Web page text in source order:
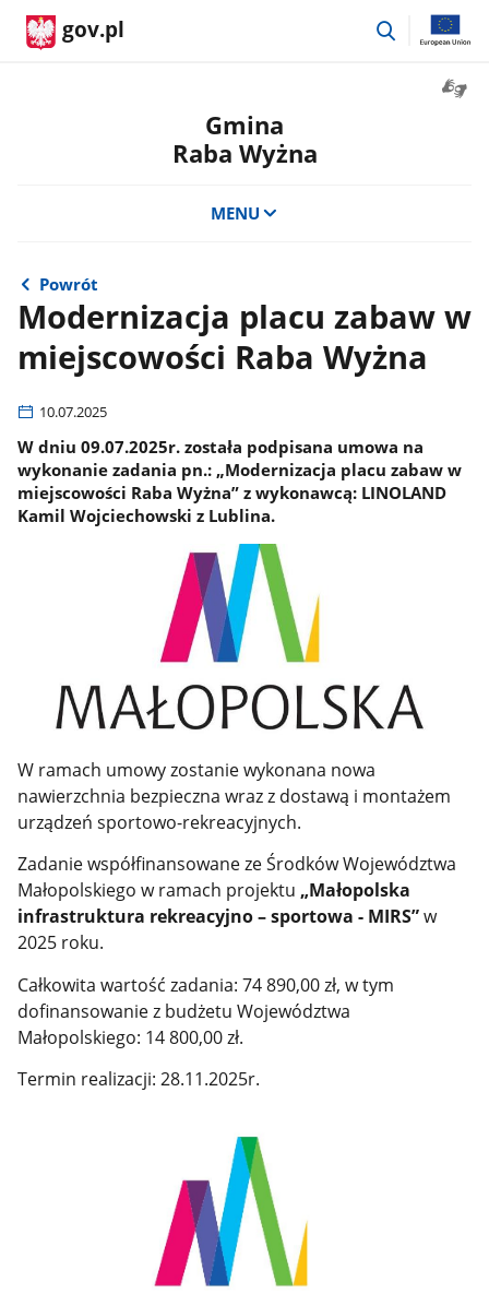
gov.pl
przejdź
Gmina
Raba Wyżna
MENU
Powrót
Modernizacja placu zabaw w
miejscowości Raba Wyżna
10.07.2025
W dniu 09.07.2025r. została podpisana umowa na
wykonanie zadania pn.: „Modernizacja placu zabaw w
miejscowości Raba Wyżna” z wykonawcą: LINOLAND
Kamil Wojciechowski z Lublina.
W ramach umowy zostanie wykonana nowa
nawierzchnia bezpieczna wraz z dostawą i montażem
urządzeń sportowo-rekreacyjnych.
Zadanie współfinansowane ze Środków Województwa
Małopolskiego w ramach projektu „Małopolska
infrastruktura rekreacyjno – sportowa - MIRS”w
2025 roku.
Całkowita wartość zadania: 74 890,00 zł, w tym
dofinansowanie z budżetu Województwa
Małopolskiego: 14 800,00 zł.
Termin realizacji: 28.11.2025r.